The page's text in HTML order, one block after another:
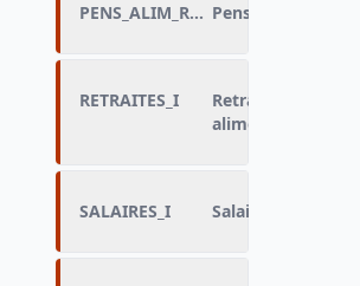
PENS_ALIM_RECUE_IPensions
RETRAITES_I
Retraites et
alimentaires)
SALAIRES_I Salaires et